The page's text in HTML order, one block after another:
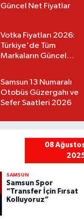
Güncel Net Fiyatlar
Votka Fiyatları 2026:
Türkiye'de Tüm
Markaların Güncel
Samsun 13 Numaralı
Otobüs Güzergahı ve
Sefer Saatleri 2026
08
SAMSUN
Samsun Spor
“Transfer İçin Fırsat
Kolluyoruz”